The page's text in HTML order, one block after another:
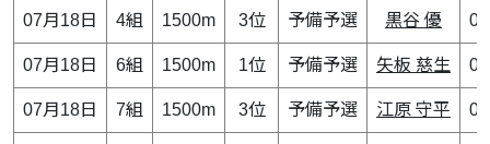
07月18日 4組 1500m 3位 予備予選 黒谷 優
07月18日 6組 1500m 1位 予備予選 矢板 慈生
07月18日 7組 1500m 3位 予備予選 江原 守平